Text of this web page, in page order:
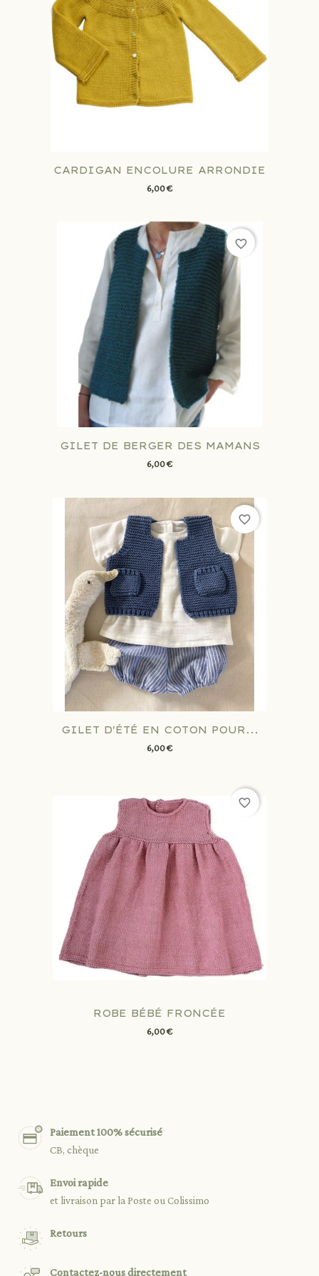
CARDIGAN ENCOLURE ARRONDIE
6,00 €
GILET DE BERGER DES MAMANS
6,00 €
favorite_border
GILET D'ÉTÉ EN COTON POUR...
6,00 €
favorite_border
ROBE BÉBÉ FRONCÉE
6,00 €
favorite_border
Paiement 100% sécurisé
CB, chèque
Envoi rapide
et livraison par la Poste ou Colissimo
Retours
Contactez-nous directement